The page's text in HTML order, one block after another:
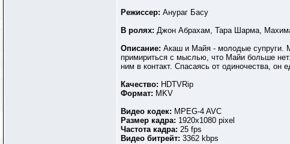
Режиссер: Анураг Басу
В ролях: Джон Абрахам, Тара Шарма,
Описание: Акаш и Майя - молодые супруги.
примириться с мыслью, что Майи больше
ним в контакт. Спасаясь от одиночества, он
Качество: HDTVRip
Формат: MKV
Видео кодек: MPEG-4 AVC
Размер кадра: 1920х1080 pixel
Частота кадра: 25 fps
Видео битрейт: 3362 kbps